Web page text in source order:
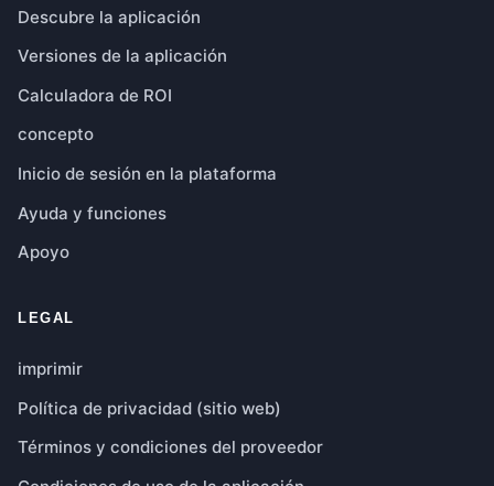
Descubre la aplicación
Versiones de la aplicación
Calculadora de ROI
concepto
Inicio de sesión en la plataforma
Ayuda y funciones
Apoyo
LEGAL
imprimir
Política de privacidad (sitio web)
Términos y condiciones del proveedor